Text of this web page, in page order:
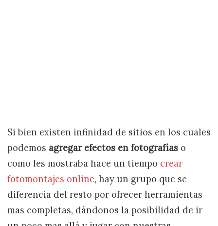
Si bien existen infinidad de sitios en los cuales
podemos agregar efectos en fotografías o
como les mostraba hace un tiempo crear
fotomontajes online, hay un grupo que se
diferencia del resto por ofrecer herramientas
mas completas, dándonos la posibilidad de ir